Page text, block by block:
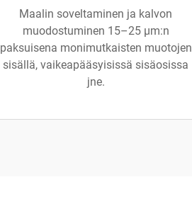
Maalin soveltaminen ja kalvon
muodostuminen 15–25 µm:n
paksuisena monimutkaisten muotojen
sisällä, vaikeapääsyisissä sisäosissa
jne.